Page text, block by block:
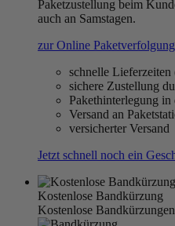
Paketzustellung beim
auch an Samstagen.
zur Online Paketverfolgung
schnelle Lieferzeiten
sichere Zustellung
Pakethinterlegung
Versand an
versicherter Versand
Jetzt schnell noch ein
Kostenlose Bandkürzung
Kostenlose